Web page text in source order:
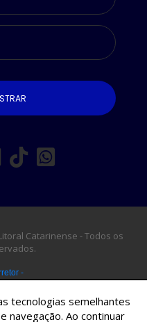
Catarinense - Todos os
tecnologias semelhantes
navegação. Ao continuar